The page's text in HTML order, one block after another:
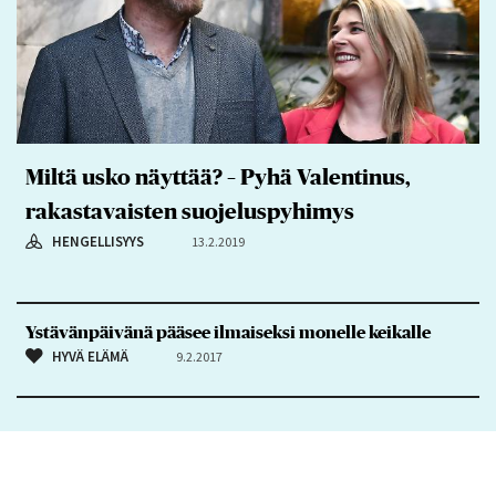
Miltä usko näyttää? – Pyhä Valentinus,
rakastavaisten suojeluspyhimys
HENGELLISYYS 13.2.2019
Ystävänpäivänä pääsee ilmaiseksi monelle keikalle
HYVÄ ELÄMÄ 9.2.2017